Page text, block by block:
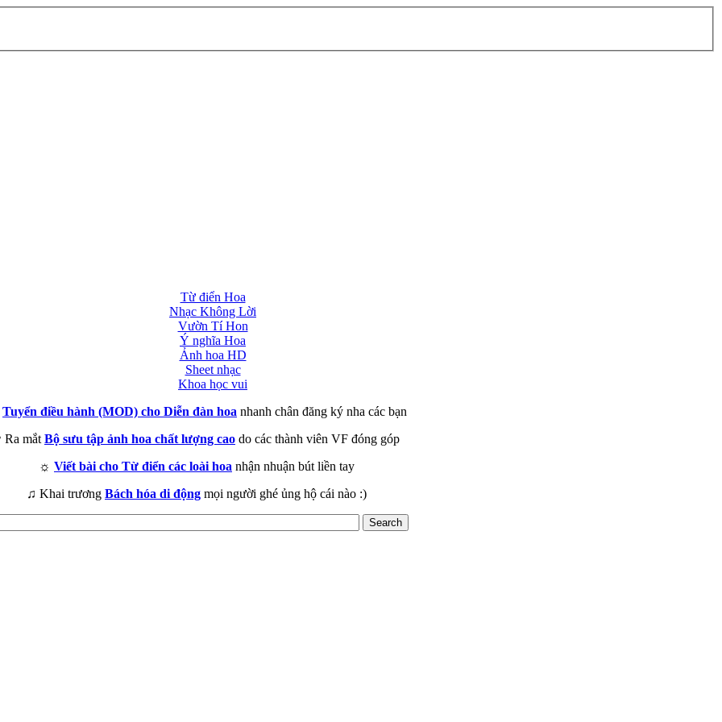
Từ điển Hoa
Nhạc Không Lời
Vườn Tí Hon
Ý nghĩa Hoa
Ảnh hoa HD
Sheet nhạc
Khoa học vui
Tuyển điều hành (MOD) cho Diễn đàn hoa nhanh chân đăng ký nha các bạn
Ra mắt Bộ sưu tập ảnh hoa chất lượng cao do các thành viên VF đóng góp
☼ Viết bài cho Từ điển các loài hoa nhận nhuận bút liền tay
♫ Khai trương Bách hóa di động mọi người ghé ủng hộ cái nào :)